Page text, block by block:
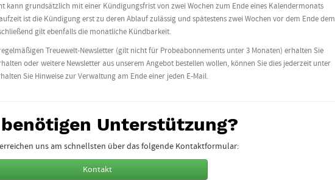
kann grundsätzlich mit einer Kündigungsfrist von zwei Wochen zum Ende eines Kalendermonats
ist die Kündigung erst zu deren Ablauf zulässig und spätestens zwei Wochen vor dem Ende dem
gilt ebenfalls die monatliche Kündbarkeit.
Treuewelt-Newsletter (gilt nicht für Probeabonnements unter 3 Monaten) erhalten Sie
oder weitere Newsletter aus unserem Angebot bestellen wollen, können Sie dies jederzeit unter
Sie Hinweise zur Verwaltung am Ende einer jeden E-Mail.
Unterstützung?
uns am schnellsten über das folgende Kontaktformular:
Kontakt